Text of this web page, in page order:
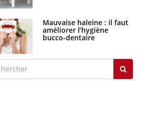
Mauvaise haleine : il faut
améliorer l’hygiène
bucco-dentaire